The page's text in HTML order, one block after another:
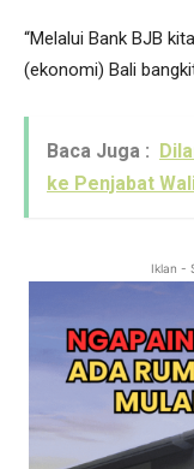
“Melalui Bank BJB
(ekonomi) Bali
Baca Juga :
ke Penjabat
Iklan -